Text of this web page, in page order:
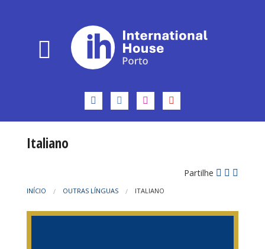
Italiano
Partilhe
INÍCIO OUTRAS LÍNGUAS ITALIANO